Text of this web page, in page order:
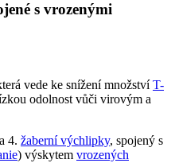
s vrozenými
vede ke snížení množstvíT-
odolnost vůči virovým a
4. žaberní výchlipky, spojený s
) výskytem vrozených